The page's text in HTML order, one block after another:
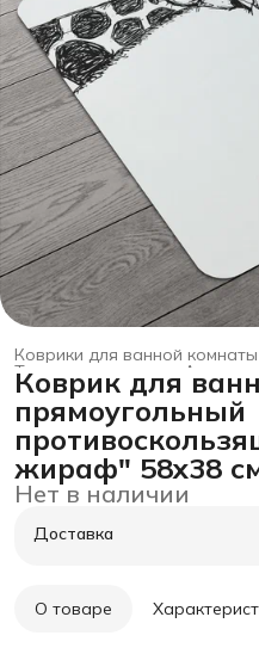
Коврики для ванной
Товары для дома
Главная ›
Коврик для
прямоугольный
жираф" 58x38
Нет в наличии
Доставка
О товаре